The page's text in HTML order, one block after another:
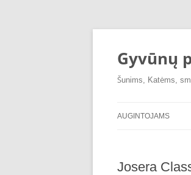
Gyvūnų
Šunims, Katėms,
AUGINTOJAMS
Josera